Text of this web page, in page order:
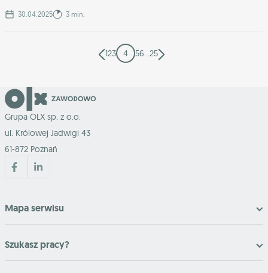
30.04.2025 3 min.
123 4 56…25
Grupa OLX sp. z o.o.
ul. Królowej Jadwigi 43
61-872 Poznań
Mapa serwisu
Szukasz pracy?